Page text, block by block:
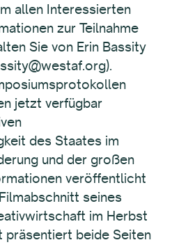
allen Interessierten
zur Teilnahme
Sie von Erin Bassity
jetzt verfügbar
des Staates im
und der großen
veröffentlicht
seines
im Herbst
präsentiert beide Seiten